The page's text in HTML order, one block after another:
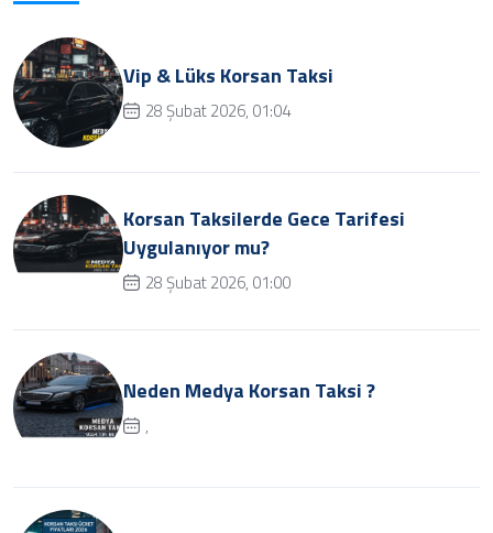
Vip & Lüks Korsan Taksi
28 Şubat 2026, 01:04
Korsan Taksilerde Gece Tarifesi
Uygulanıyor mu?
28 Şubat 2026, 01:00
Neden Medya Korsan Taksi ?
,